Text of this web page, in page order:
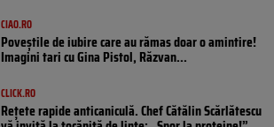
CIAO.RO
Poveştile de iubire care au rămas doar o amintire!
Imagini tari cu Gina Pistol, Răzvan...
CLICK.RO
Rețete rapide anticaniculă. Chef Cătălin Scărlătescu